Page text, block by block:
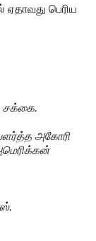
ஏதாவது பெரிய
சக்கை.
வளர்த்த அகோரி